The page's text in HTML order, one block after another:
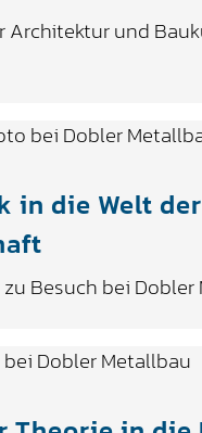
Architektur und
in die Welt der
zu Besuch bei